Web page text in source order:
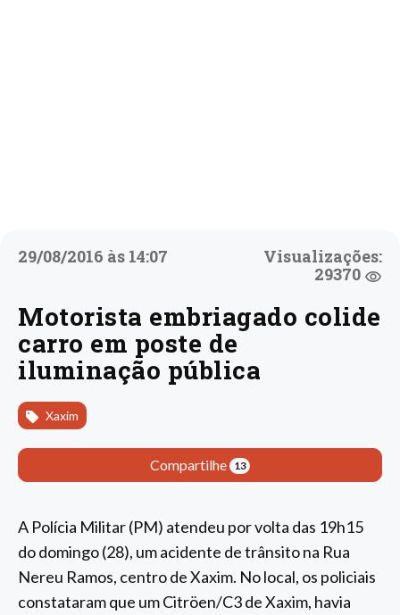
29/08/2016 às 14:07
Visualizações:
29370
Motorista embriagado colide
carro em poste de
iluminação pública
Xaxim
Compartilhe 13
A Polícia Militar (PM) atendeu por volta das 19h15
do domingo (28), um acidente de trânsito na Rua
Nereu Ramos, centro de Xaxim. No local, os policiais
constataram que um Citröen/C3 de Xaxim, havia